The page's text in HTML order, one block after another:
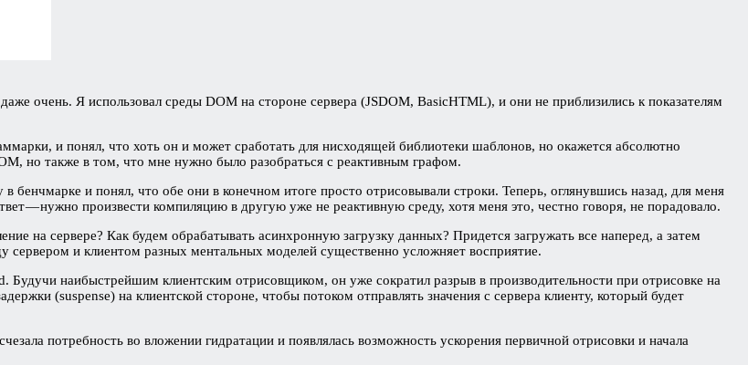
очень. Я использовал среды DOM на стороне сервера (JSDOM, BasicHTML), и они не приблизились к показателям
и понял, что хоть он и может сработать для нисходящей библиотеки шаблонов, но окажется абсолютно
но также в том, что мне нужно было разобраться с реактивным графом.
и понял, что обе они в конечном итоге просто отрисовывали строки. Теперь, оглянувшись назад, для меня
— нужно произвести компиляцию в другую уже не реактивную среду, хотя меня это, честно говоря, не порадовало.
на сервере? Как будем обрабатывать асинхронную загрузку данных? Придется загружать все наперед, а затем
и клиентом разных ментальных моделей существенно усложняет восприятие.
наибыстрейшим клиентским отрисовщиком, он уже сократил разрыв в производительности при отрисовке на
(suspense) на клиентской стороне, чтобы потоком отправлять значения с сервера клиенту, который будет
потребность во вложении гидратации и появлялась возможность ускорения первичной отрисовки и начала